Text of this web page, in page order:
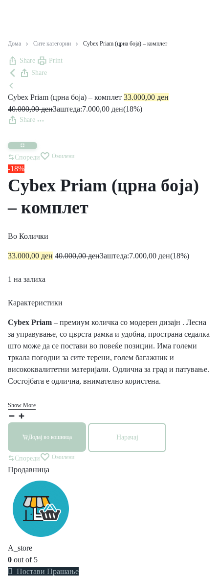
Дома Сите категории Cybex Priam (црна боја) – комплет
Share
Print
Share
Cybex Priam (црна боја) – комплет 33.000,00 ден
40.000,00денЗаштеда:7.000,00 ден(18%)
Share
Спореди Омилени
-18%
Cybex Priam (црна боја)
– комплет
Во Колички
33.000,00 ден 40.000,00денЗаштеда:7.000,00 ден(18%)
1 на залиха
Карактеристики
Cybex Priam – премиум количка со модерен дизајн . Лесна
за управување, со цврста рамка и удобна, пространа седалка
што може да се постави во повеќе позиции. Има големи
тркала погодни за сите терени, голем багажник и
висококвалитетни материјали. Одлична за град и патување.
Состојбата е одлична, внимателно користена.
Show More
Додај во кошница Нарачај
Спореди Омилени
Продавница
A_store
0 out of 5
Постави Прашање